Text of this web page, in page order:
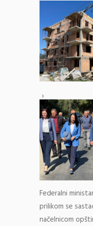
Federalni
prilikom se
načelnicom